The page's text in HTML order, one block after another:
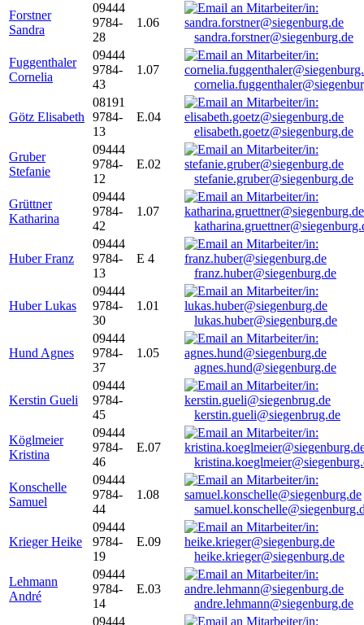
Forstner
Sandra
09444
9784-
28
1.06
sandra.forstner@siegenburg.de
Fuggenthaler
Cornelia
09444
9784-
43
1.07
Götz Elisabeth
08191
9784-
13
E.04
elisabeth.goetz@siegenburg.de
Gruber
Stefanie
09444
9784-
12
E.02
stefanie.gruber@siegenburg.de
Grüttner
Katharina
09444
9784-
42
1.07
Huber Franz
09444
9784-
13
E 4
franz.huber@siegenburg.de
Huber Lukas
09444
9784-
30
1.01
lukas.huber@siegenburg.de
Hund Agnes
09444
9784-
37
1.05
agnes.hund@siegenburg.de
Kerstin Gueli
09444
9784-
45
kerstin.gueli@siegenbrug.de
Köglmeier
Kristina
09444
9784-
46
E.07
Konschelle
Samuel
09444
9784-
44
1.08
Krieger Heike
09444
9784-
19
E.09
heike.krieger@siegenburg.de
Lehmann
André
09444
9784-
14
E.03
andre.lehmann@siegenburg.de
09444